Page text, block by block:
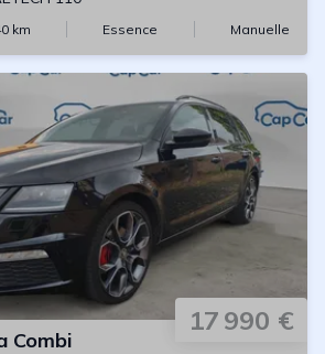
km Essence Manuelle
17 990 €
Combi